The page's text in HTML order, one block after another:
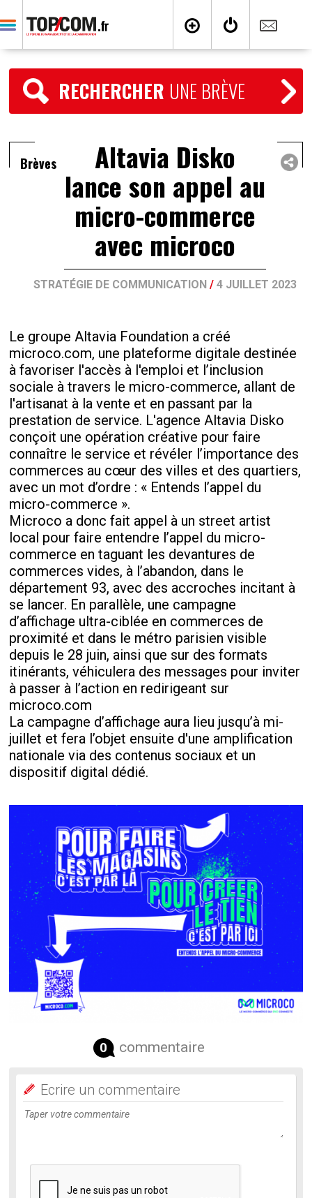
RECHERCHER UNE BRÈVE
Brèves Altavia Disko
lance son appel au
micro-commerce
avec microco
STRATÉGIE DE COMMUNICATION/ 4 JUILLET 2023
Le groupe Altavia Foundation a créé
microco.com, une plateforme digitale destinée
à favoriser l'accès à l'emploi et l’inclusion
sociale à travers le micro-commerce, allant de
l'artisanat à la vente et en passant par la
prestation de service. L'agence Altavia Disko
conçoit une opération créative pour faire
connaître le service et révéler l’importance des
commerces au cœur des villes et des quartiers,
avec un mot d’ordre : « Entends l’appel du
micro-commerce ».
Microco a donc fait appel à un street artist
local pour faire entendre l’appel du micro-
commerce en taguant les devantures de
commerces vides, à l’abandon, dans le
département 93, avec des accroches incitant à
se lancer. En parallèle, une campagne
d’affichage ultra-ciblée en commerces de
proximité et dans le métro parisien visible
depuis le 28 juin, ainsi que sur des formats
itinérants, véhiculera des messages pour inviter
à passer à l’action en redirigeant sur
microco.com
La campagne d’affichage aura lieu jusqu’à mi-
juillet et fera l’objet ensuite d'une amplification
nationale via des contenus sociaux et un
dispositif digital dédié.
0 commentaire
Ecrire un commentaire